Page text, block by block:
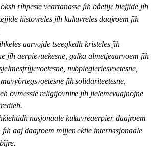
rïhpeste veartanasse jïh båetije biejjide jïh
histovreles jïh kultuvreles daajroem jïh
aarvojde tseegkedh kristeles jïh
jïh aerpievuekesne, galka almetjeaarvoem jïh
nubpiegieriesvoetesne,
jïh solidariteetesne,
ovmessie religijovnine jïh jielemevuajnojne
nasjonaale kultuvreaerpien daajroem
aaj daajroem mijjen ektie internasjonaale